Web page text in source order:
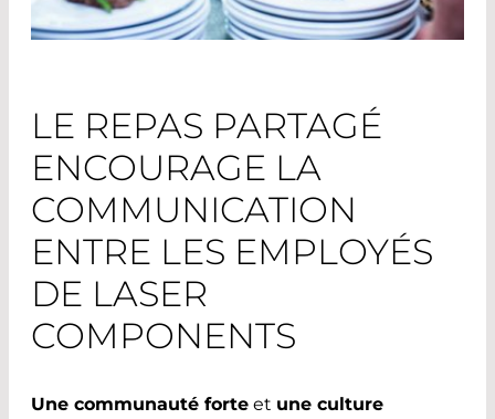
LE REPAS PARTAGÉ
ENCOURAGE LA
COMMUNICATION
ENTRE LES EMPLOYÉS
DE LASER
COMPONENTS
Une communauté forte et une culture